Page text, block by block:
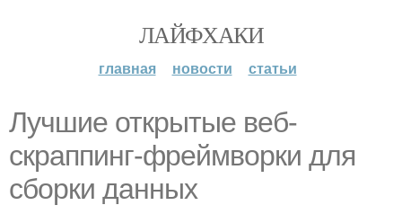
ЛАЙФХАКИ
главная новости статьи
Лучшие открытые веб-
скраппинг-фреймворки для
сборки данных